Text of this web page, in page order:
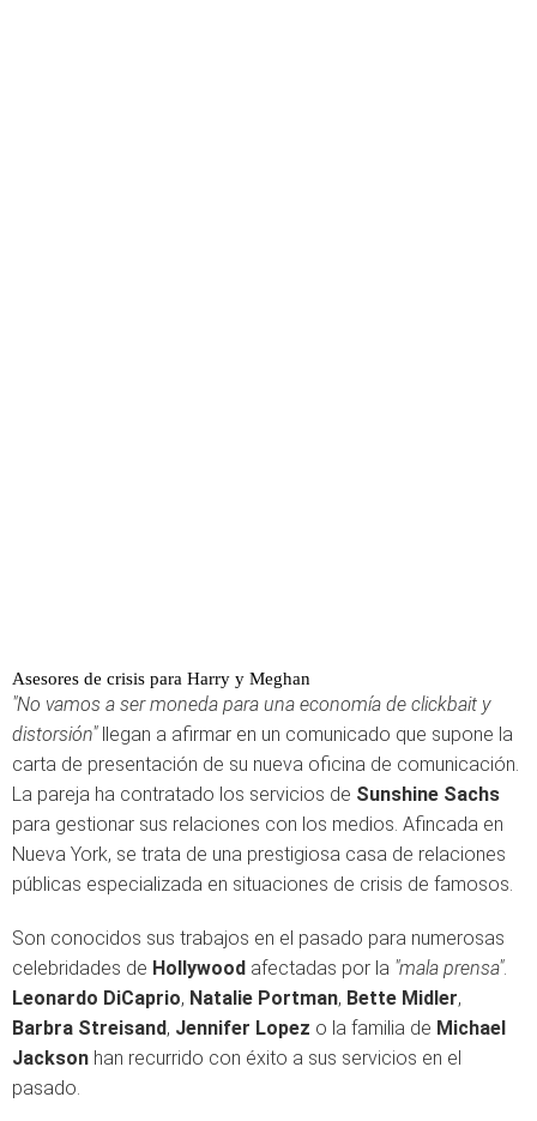
Asesores de crisis para Harry y Meghan
"No vamos a ser moneda para una economía de clickbait y
distorsión" llegan a afirmar en un comunicado que supone la
carta de presentación de su nueva oficina de comunicación.
La pareja ha contratado los servicios de Sunshine Sachs
para gestionar sus relaciones con los medios. Afincada en
Nueva York, se trata de una prestigiosa casa de relaciones
públicas especializada en situaciones de crisis de famosos.
Son conocidos sus trabajos en el pasado para numerosas
celebridades de Hollywood afectadas por la "mala prensa".
Leonardo DiCaprio, Natalie Portman, Bette Midler,
Barbra Streisand, Jennifer Lopez o la familia de Michael
Jackson han recurrido con éxito a sus servicios en el
pasado.